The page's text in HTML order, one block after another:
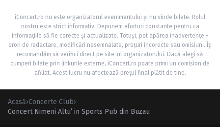
iConcert.ro nu este organizatorul evenimentului și nu vinde bilete. Rolul
nostru este strict informativ. Depunem eforturi constante pentru ca
informațiile să fie corecte și actualizate. Totuși, pot apărea inadvertențe -
erori de redactare, modificări nesemnalate, prețuri incorecte sau omisiuni. Îți
recomandăm să verifici direct pe site-ul organizatorului. Dacă alegi să
cumperi bilete prin linkurile externe, iConcert.ro poate primi un comision de
afiliat. Acest lucru nu afectează prețul final plătit de tine.
Acasă›Concerte Club›
Concert Nimeni Altu’ in Sports Pub din Buzau